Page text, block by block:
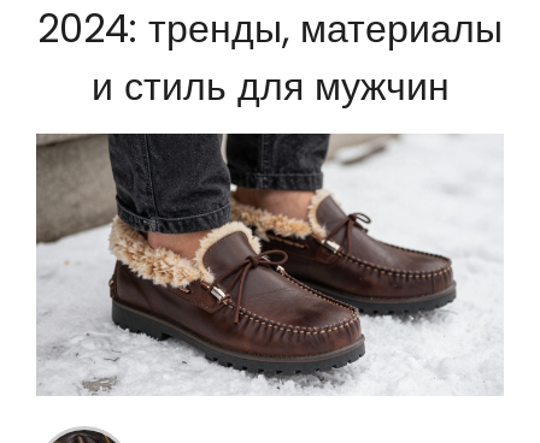
2024: тренды, материалы
и стиль для мужчин